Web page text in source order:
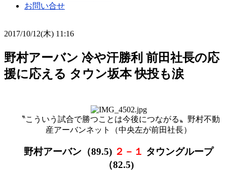
お問い合せ
2017/10/12(木) 11:16
野村アーバン 冷や汗勝利 前田社長の応
援に応える タウン坂本 快投も涙
〝こういう試合で勝つことは今後につながる〟野村不動
産アーバンネット（中央左が前田社長）
野村アーバン（89.5) ２－１ タウングループ
（82.5)